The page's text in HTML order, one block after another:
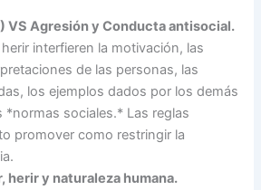
VS Agresión y Conducta antisocial.
interfieren la motivación, las
de las personas, las
los ejemplos dados por los demás
*normas sociales.* Las reglas
promover como restringir la
herir y naturaleza humana.